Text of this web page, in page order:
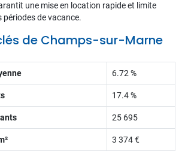
une mise en location rapide et limite
de vacance.
de Champs-sur-Marne
6.72 %
17.4 %
25 695
3 374 €